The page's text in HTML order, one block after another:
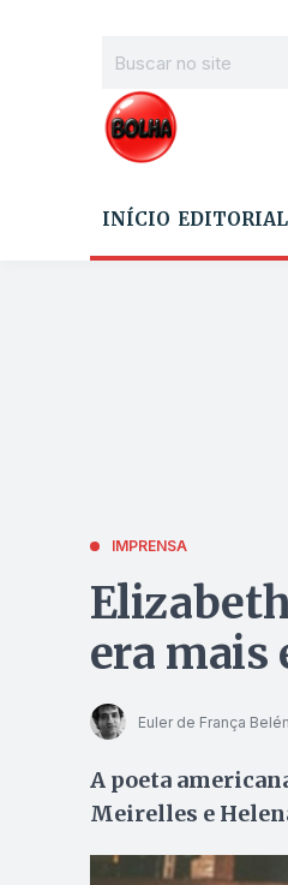
INÍCIO EDITORIAL
IMPRENSA
era mais
Euler de França
A poeta
Meirelles e